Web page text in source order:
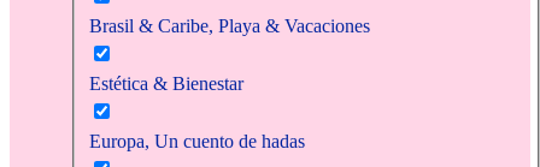
Brasil & Caribe, Playa & Vacaciones
Estética & Bienestar
Europa, Un cuento de hadas